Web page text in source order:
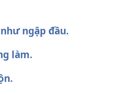
ngập đầu.
làm.